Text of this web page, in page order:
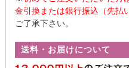
金引換または銀行振込（先払
ご了承下さい。
送料・お届けについて